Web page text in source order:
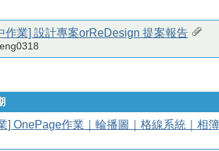
作業] 設計專案orReDesign 提案報告
] OnePage作業｜輪播圖｜格線系統｜相